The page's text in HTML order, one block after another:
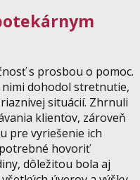
s prosbou o pomoc.
dohodol stretnutie,
situácií. Zhrnuli
klientov, zároveň
pre vyriešenie ich
hovoriť
dôležitou bola aj